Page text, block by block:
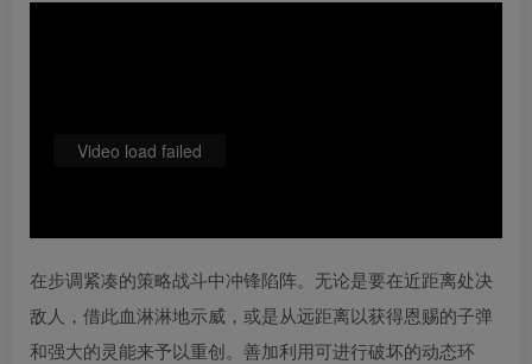
Video load failed
在步调紧凑的策略战斗中冲锋陷阵。无论是要在近距离处决
敌人，借此血淋淋地示威，或是从远距离以获得恩赐的子弹
和强大的灵能来予以重创。善加利用可进行破坏的动态环